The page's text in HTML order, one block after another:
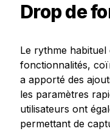
Drop de
Le rythme
fonctionnalités,
a apporté des
les paramètres
utilisateurs ont
permettant de